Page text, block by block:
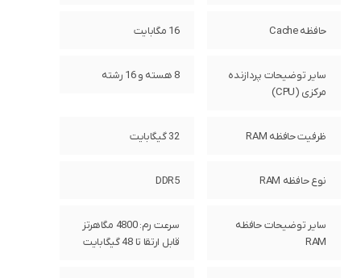
حافظه Cache 16 مگابایت
سایر توضیحات پردازنده
مرکزی (CPU)
8 هسته و 16 رشته
ظرفیت حافظه RAM 32 گیگابایت
نوع حافظه RAM DDR5
سایر توضیحات حافظه
RAM
سرعت رم: 4800 مگاهرتز
قابل ارتقا تا 48 گیگابایت